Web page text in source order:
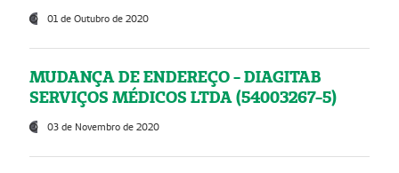
01 de Outubro de 2020
MUDANÇA DE ENDEREÇO - DIAGITAB
SERVIÇOS MÉDICOS LTDA (54003267-5)
03 de Novembro de 2020